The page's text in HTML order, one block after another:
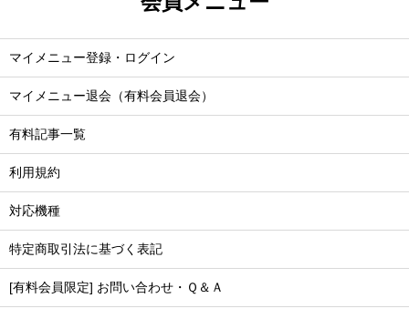
マイメニュー登録・ログイン
マイメニュー退会（有料会員退会）
有料記事一覧
利用規約
対応機種
特定商取引法に基づく表記
[有料会員限定] お問い合わせ・Ｑ＆Ａ